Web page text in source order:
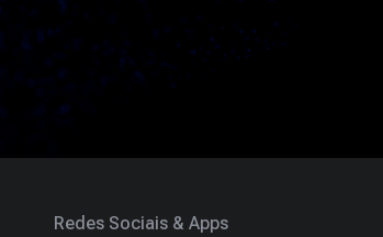
Redes Sociais & Apps